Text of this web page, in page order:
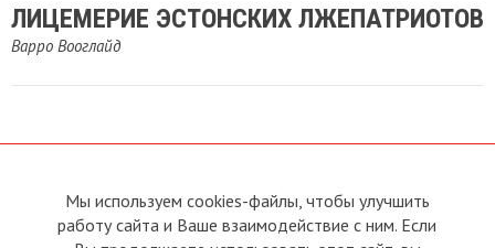
ЛИЦЕМЕРИЕ ЭСТОНСКИХ ЛЖЕПАТРИОТОВ
Варро Вооглайд
О сайте
Прямая связь с
Председателем
Мы используем cookies-файлы, чтобы улучшить
работу сайта и Ваше взаимодействие с ним. Если